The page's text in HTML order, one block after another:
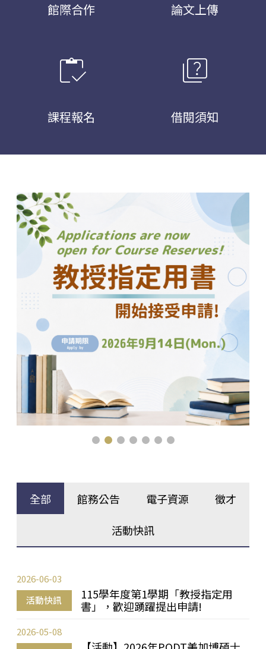
館際合作 論文上傳
inventory
課程報名
quiz
借閱須知
全部 館務公告 電子資源 徵才
活動快訊
活動快訊
115學年度第1學期「教授指定用
書」，歡迎踴躍提出申請!
2026-06-03
2026-05-08